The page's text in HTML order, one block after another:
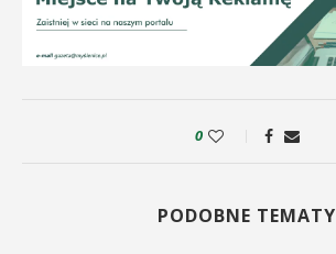
0
PODOBNE TEMATY